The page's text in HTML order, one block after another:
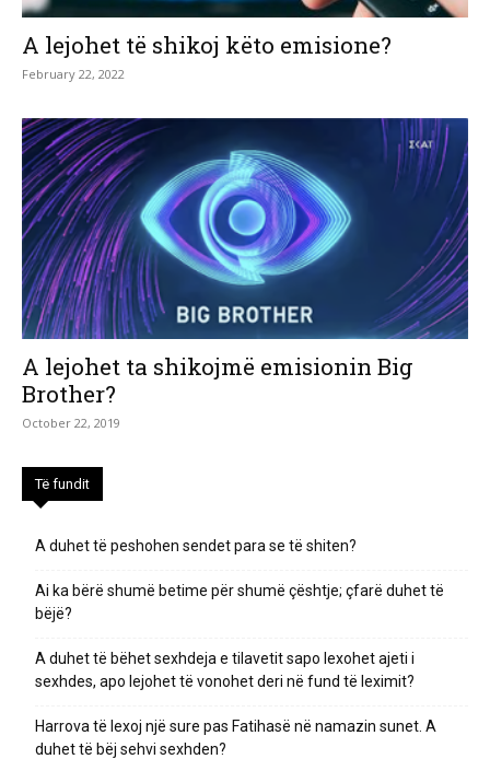
A lejohet të shikoj këto emisione?
February 22, 2022
A lejohet ta shikojmë emisionin Big
Brother?
October 22, 2019
Të fundit
A duhet të peshohen sendet para se të shiten?
Ai ka bërë shumë betime për shumë çështje; çfarë duhet të
bëjë?
A duhet të bëhet sexhdeja e tilavetit sapo lexohet ajeti i
sexhdes, apo lejohet të vonohet deri në fund të leximit?
Harrova të lexoj një sure pas Fatihasë në namazin sunet. A
duhet të bëj sehvi sexhden?